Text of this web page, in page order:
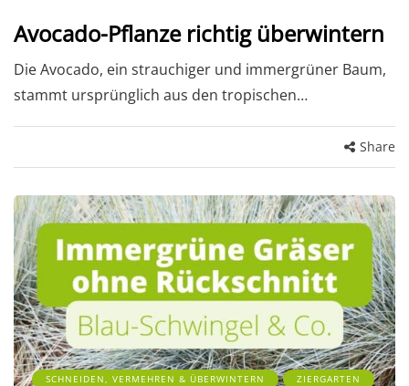
Avocado-Pflanze richtig überwintern
Die Avocado, ein strauchiger und immergrüner Baum,
stammt ursprünglich aus den tropischen…
Share
SCHNEIDEN, VERMEHREN & ÜBERWINTERN ZIERGARTEN